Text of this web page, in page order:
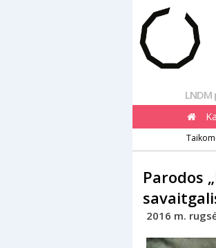
Pereiti
prie
turinio
LNDM
Parodos
2016 m.